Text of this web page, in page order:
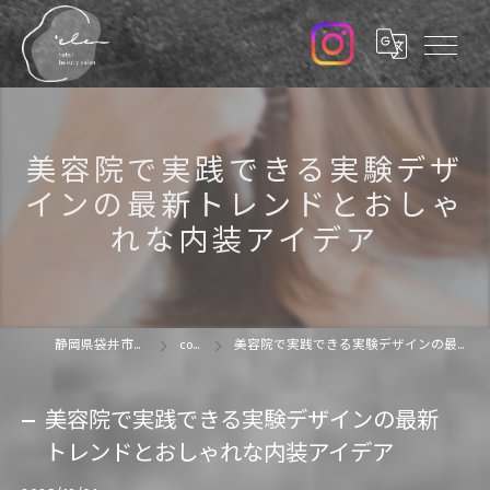
美容院で実践できる実験デザ
インの最新トレンドとおしゃ
れな内装アイデア
静岡県袋井市の美容院なら'ele column 美容院で実践できる実験デザインの最新トレンドとおしゃれな内装アイデア
美容院で実践できる実験デザインの最新
トレンドとおしゃれな内装アイデア